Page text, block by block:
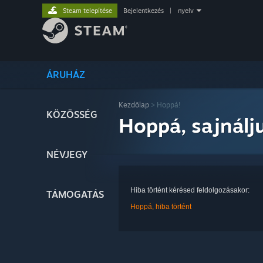
ÁRUHÁZ
KÖZÖSSÉG
NÉVJEGY
TÁMOGATÁS
Steam telepítése Bejelentkezés nyelv
Kezdőlap > Hoppá!
Hoppá,
Hiba történt kérésed feldolgozásakor:
Hoppá, hiba történt